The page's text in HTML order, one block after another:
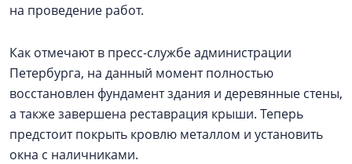
на проведение работ.
Как отмечают в пресс-службе администрации
Петербурга, на данный момент полностью
восстановлен фундамент здания и деревянные стены,
а также завершена реставрация крыши. Теперь
предстоит покрыть кровлю металлом и установить
окна с наличниками.